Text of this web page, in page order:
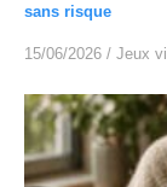
sans risque
15/06/2026 / Jeux